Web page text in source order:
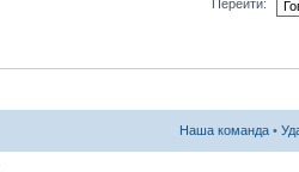
Перейти:
Наша команда •